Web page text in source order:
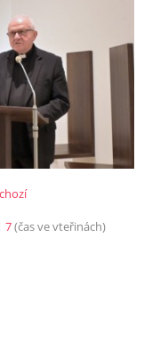
7(čas ve vteřinách)